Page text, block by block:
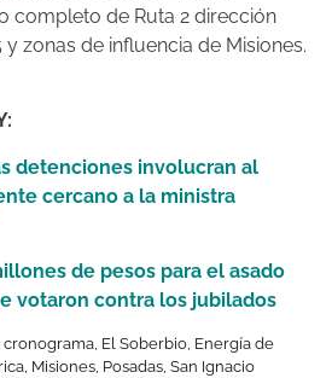
completo de Ruta 2 dirección
y zonas de influencia de Misiones.
detenciones involucran al
cercano a la ministra
de pesos para el asado
votaron contra los jubilados
cronograma, El Soberbio, Energía de
, Misiones, Posadas, San Ignacio